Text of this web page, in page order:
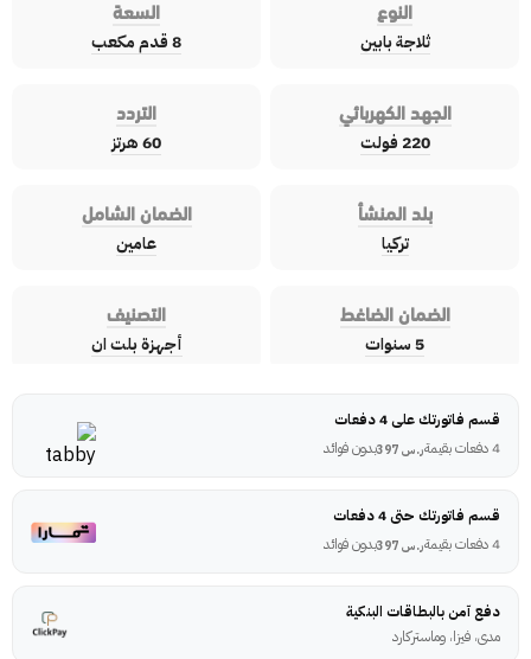
النوع
ثلاجة بابين
السعة
8 قدم مكعب
الجهد الكهربائي
220 فولت
التردد
60 هرتز
بلد المنشأ
تركيا
الضمان الشامل
عامين
الضمان الضاغط
5 سنوات
التصنيف
أجهزة بلت ان
قسم فاتورتك على 4 دفعات
4 دفعات بقيمة
ر.س بدون فوائد
قسم فاتورتك حتى 4 دفعات
4 دفعات بقيمة
ر.س بدون فوائد
دفع آمن بالبطاقات البنكية
مدى، فيزا، وماستركارد